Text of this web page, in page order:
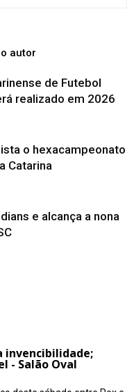
autor
de Futebol
realizado em 2026
o hexacampeonato
Catarina
e alcança a nona
invencibilidade;
- Salão Oval